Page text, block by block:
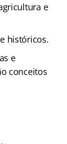
e
históricos.
e
conceitos